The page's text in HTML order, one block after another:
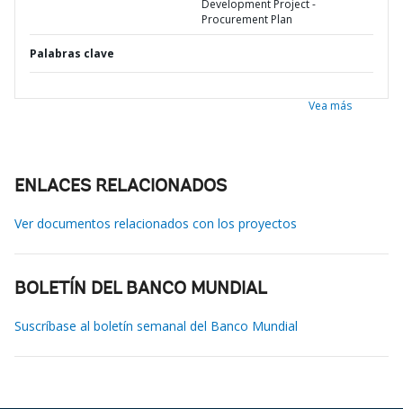
Development Project -
Procurement Plan
Palabras clave
Vea más
ENLACES RELACIONADOS
Ver documentos relacionados con los proyectos
BOLETÍN DEL BANCO MUNDIAL
Suscríbase al boletín semanal del Banco Mundial